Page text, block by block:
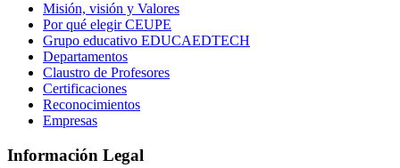
Misión, visión y Valores
Por qué elegir CEUPE
Grupo educativo EDUCAEDTECH
Departamentos
Claustro de Profesores
Certificaciones
Reconocimientos
Empresas
Información Legal